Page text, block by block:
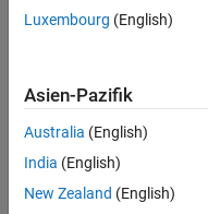
Recommended
Application
Debugging
Traceability
Efficiency
Luxembourg (English)
Asien-Pazifik
Australia (English)
India (English)
New Zealand (English)